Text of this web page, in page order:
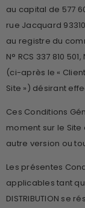
au capital de 577
rue Jacquard 93310
au registre du
N° RCS 337 810
(ci-après le «
Site ») désirant
Ces Conditions
moment sur le
autre version ou
Les présentes
applicables tant
DISTRIBUTION se